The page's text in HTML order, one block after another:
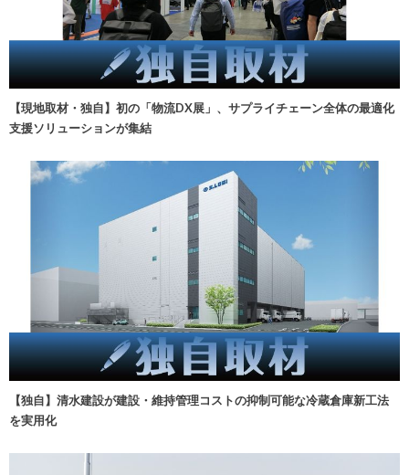
【現地取材・独自】初の「物流DX展」、サプライチェーン全体の最適化
支援ソリューションが集結
【独自】清水建設が建設・維持管理コストの抑制可能な冷蔵倉庫新工法
を実用化